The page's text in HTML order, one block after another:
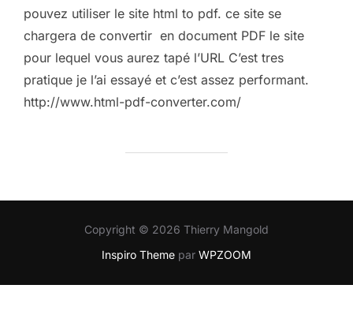
pouvez utiliser le site html to pdf. ce site se
chargera de convertir en document PDF le site
pour lequel vous aurez tapé l’URL C’est tres
pratique je l’ai essayé et c’est assez performant.
http://www.html-pdf-converter.com/
Copyright © 2026 Thierry Mangold
Inspiro Theme par WPZOOM